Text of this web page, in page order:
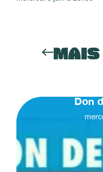
MAIS
Don